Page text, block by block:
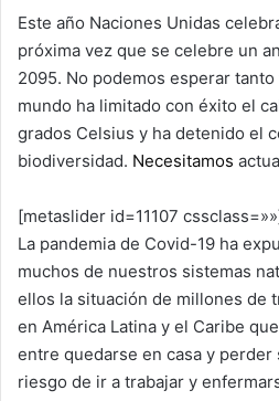
Este año Naciones Unidas
próxima vez que se celebre un
2095. No podemos esperar
mundo ha limitado con éxito el
grados Celsius y ha detenido el
biodiversidad. Necesitamos
[metaslider id=11107
La pandemia de Covid-19 ha
muchos de nuestros sistemas
ellos la situación de millones de
en América Latina y el Caribe
entre quedarse en casa y
riesgo de ir a trabajar y